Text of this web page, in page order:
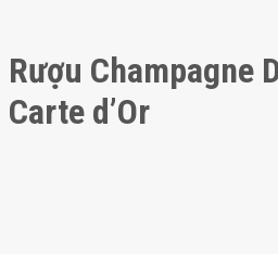
Rượu Champagne
Carte d’Or